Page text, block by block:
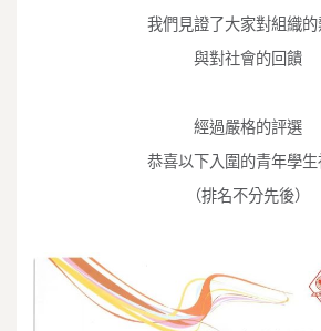
我們見證了大家對組織的
與對社會的回饋
經過嚴格的評選
恭喜以下入圍的青年學生
（排名不分先後）